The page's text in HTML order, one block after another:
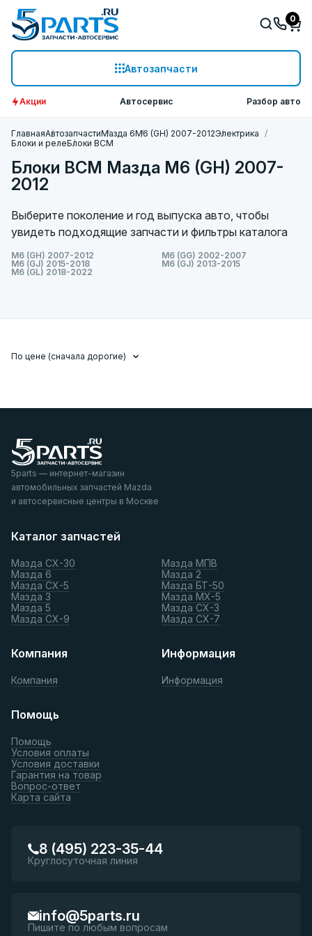
Автозапчасти
0
Акции Автосервис Разбор авто
ГлавнаяАвтозапчастиМазда 6M6 (GH) 2007-2012Электрика
Блоки и релеБлоки BCM
Блоки BCM Мазда M6 (GH) 2007-
2012
Выберите поколение и год выпуска авто, чтобы
увидеть подходящие запчасти и фильтры каталога
M6 (GH) 2007-2012
M6 (GG) 2002-2007
M6 (GJ) 2015-2018
M6 (GJ) 2013-2015
M6 (GL) 2018-2022
По цене (сначала дорогие)
5parts — интернет-магазин
автомобильных запчастей Mazda
и автосервисные центры в Москве
Каталог запчастей
Мазда СХ-30
Мазда 6
Мазда СХ-5
Мазда 3
Мазда 5
Мазда СХ-9
Мазда МПВ
Мазда 2
Мазда БТ-50
Мазда МХ-5
Мазда СХ-3
Мазда СХ-7
Компания
Компания
Информация
Информация
Помощь
Помощь
Условия оплаты
Условия доставки
Гарантия на товар
Вопрос-ответ
Карта сайта
8 (495) 223-35-44
Круглосуточная линия
info@5parts.ru
Пишите по любым вопросам